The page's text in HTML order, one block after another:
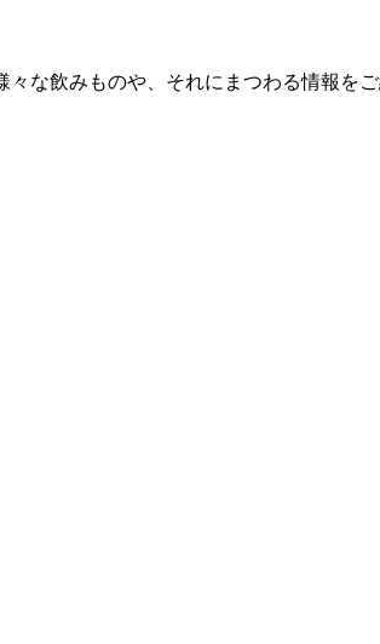
々な飲みものや、それにまつわる情報を